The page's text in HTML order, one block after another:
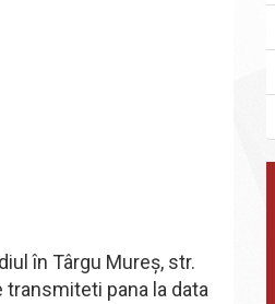
în Târgu Mureş, str.
pana la data